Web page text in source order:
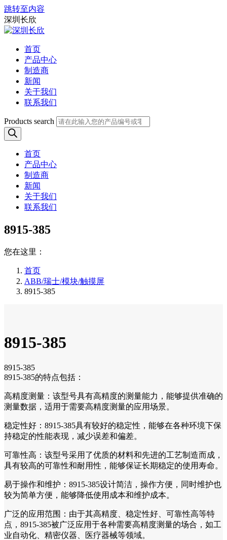
跳转至内容
深圳长欣
首页
产品中心
制造商
新闻
关于我们
联系我们
Products search
首页
产品中心
制造商
新闻
关于我们
联系我们
8915-385
您在这里：
首页
ABB/瑞士/模块/触摸屏
8915-385
8915-385
8915-385
8915-385的特点包括：
高精度测量：该型号具有高精度的测量能力，能够提供准确的
测量数据，适用于需要高精度测量的应用场景。
稳定性好：8915-385具有较好的稳定性，能够在各种环境下保
持稳定的性能表现，减少误差和偏差。
可靠性高：该型号采用了优质的材料和先进的工艺制造而成，
具有较高的可靠性和耐用性，能够保证长期稳定的使用寿命。
易于操作和维护：8915-385设计简洁，操作方便，同时维护也
较为简单方便，能够降低使用成本和维护成本。
广泛的应用范围：由于其高精度、稳定性好、可靠性高等特
点，8915-385被广泛应用于各种需要高精度测量的场合，如工
业自动化、精密仪器、医疗器械等领域。